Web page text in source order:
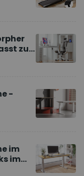
zu
-
im
im